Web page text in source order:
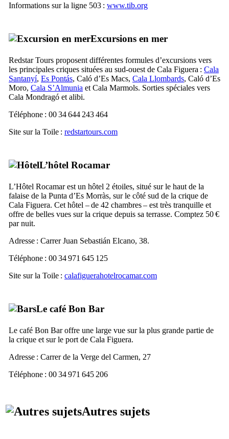
Informations sur la ligne 503 : www.tib.org
Excursions en mer
Redstar Tours proposent différentes formules d’excursions vers
les principales criques situées au sud-ouest de Cala Figuera : Cala
Santanyí, Es Pontás, Caló d’Es Macs, Cala Llombards, Caló d’Es
Moro, Cala S’Almunia et Cala Marmols. Sorties spéciales vers
Cala Mondragó et alibi.
Téléphone : 00 34 644 243 464
Site sur la Toile : redstartours.com
L’hôtel Rocamar
L’Hôtel Rocamarest un hôtel 2 étoiles, situé sur le haut de la
falaise de la Punta d’Es Morràs, sur le côté sud de la crique de
Cala Figuera. Cet hôtel – de 42 chambres – est très tranquille et
offre de belles vues sur la crique depuis sa terrasse. Comptez 50 €
par nuit.
Adresse : Carrer Juan Sebastián Elcano, 38.
Téléphone : 00 34 971 645 125
Site sur la Toile : calafiguerahotelrocamar.com
Le café Bon Bar
Le café Bon Baroffre une large vue sur la plus grande partie de
la crique et sur le port de Cala Figuera.
Adresse : Carrer de la Verge del Carmen, 27
Téléphone : 00 34 971 645 206
Autres sujets